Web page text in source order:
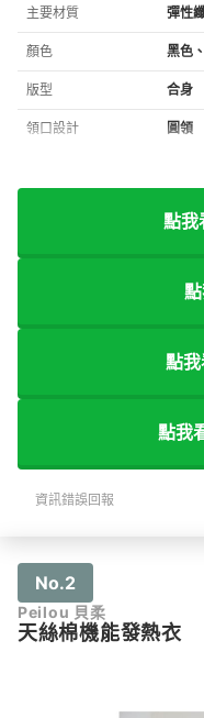
主要材質 彈性
顏色 黑色
版型 合身
領口設計 圓領
點
點
點我
資訊錯誤回報
No.2
Peilou 貝柔
天絲棉機能發熱衣